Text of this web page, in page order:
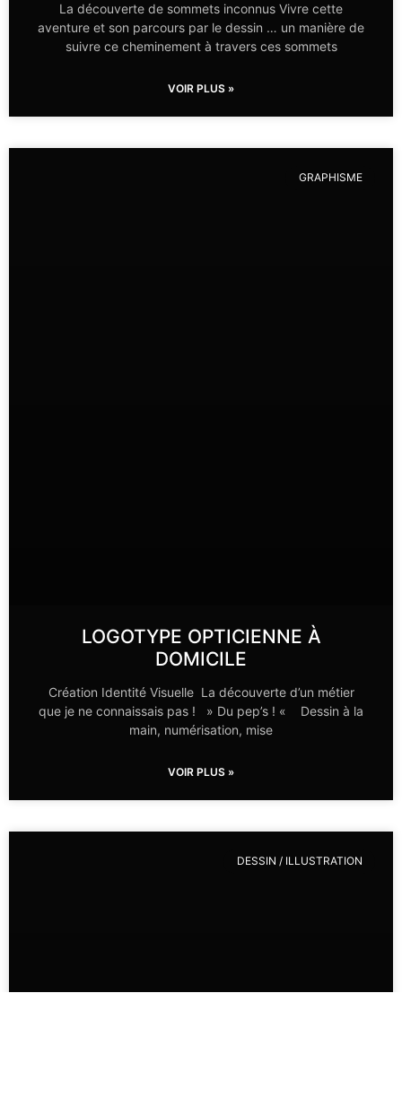
La découverte de sommets inconnus Vivre cette
aventure et son parcours par le dessin … un manière de
suivre ce cheminement à travers ces sommets
VOIR PLUS »
GRAPHISME
LOGOTYPE OPTICIENNE À
DOMICILE
Création Identité Visuelle La découverte d’un métier
que je ne connaissais pas ! » Du pep’s ! « Dessin à la
main, numérisation, mise
VOIR PLUS »
DESSIN / ILLUSTRATION